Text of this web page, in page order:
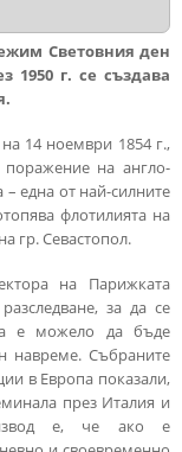
Световния ден
1950 г. се създава
14 ноември 1854 г.,
на англо-
една от най-силните
флотилията на
гр. Севастопол.
на Парижката
за да се
е можело да бъде
навреме. Събраните
в Европа показали,
през Италия и
извод е, че ако е